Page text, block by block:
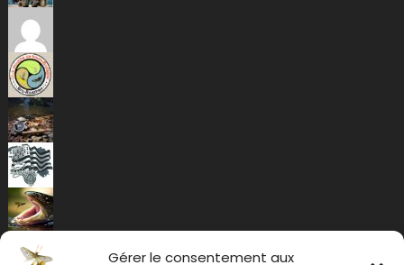
Gérer le consentement aux